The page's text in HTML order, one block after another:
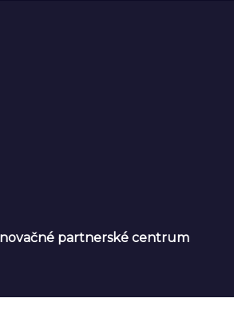
partnerské centrum